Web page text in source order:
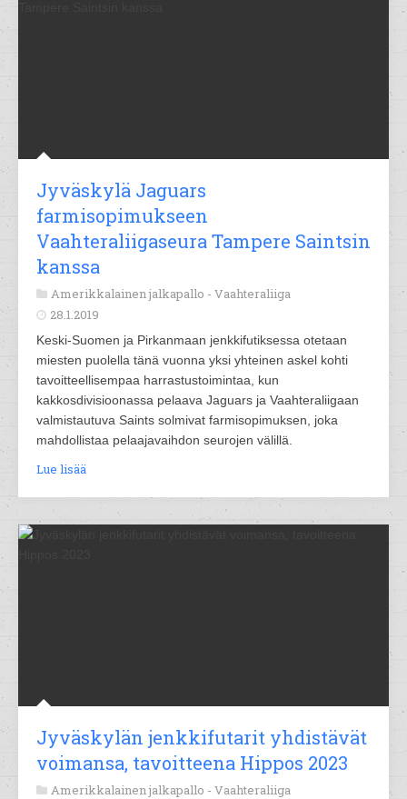
Jyväskylä Jaguars
farmisopimukseen
Vaahteraliigaseura Tampere Saintsin
kanssa
Amerikkalainen jalkapallo - Vaahteraliiga
28.1.2019
Keski-Suomen ja Pirkanmaan jenkkifutiksessa otetaan
miesten puolella tänä vuonna yksi yhteinen askel kohti
tavoitteellisempaa harrastustoimintaa, kun
kakkosdivisioonassa pelaava Jaguars ja Vaahteraliigaan
valmistautuva Saints solmivat farmisopimuksen, joka
mahdollistaa pelaajavaihdon seurojen välillä.
Lue lisää
Jyväskylän jenkkifutarit yhdistävät
voimansa, tavoitteena Hippos 2023
Amerikkalainen jalkapallo - Vaahteraliiga